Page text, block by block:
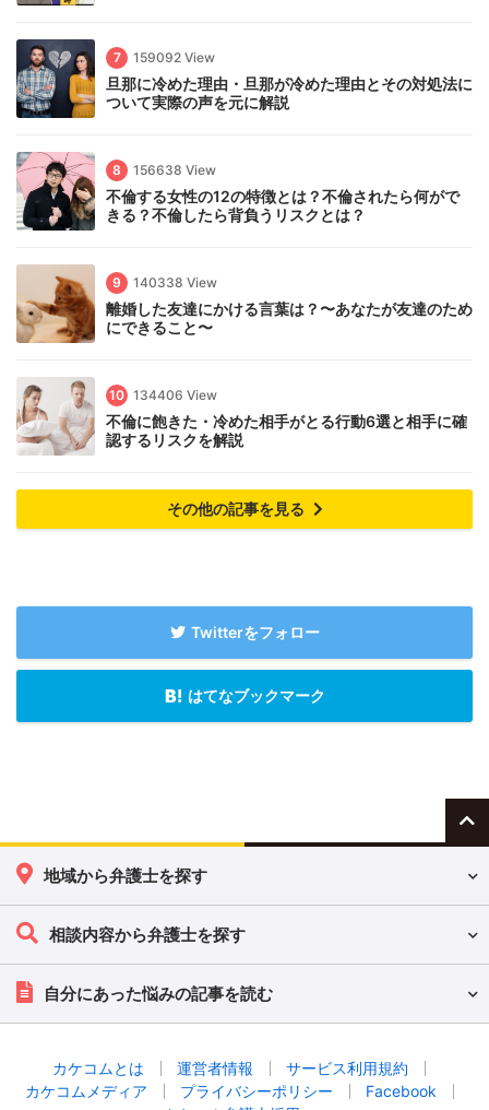
7 159092 View
旦那に冷めた理由・旦那が冷めた理由とその対処法に
ついて実際の声を元に解説
8 156638 View
不倫する女性の12の特徴とは？不倫されたら何がで
きる？不倫したら背負うリスクとは？
9 140338 View
離婚した友達にかける言葉は？〜あなたが友達のため
にできること〜
10 134406 View
不倫に飽きた・冷めた相手がとる行動6選と相手に確
認するリスクを解説
その他の記事を見る
Twitterをフォロー
はてなブックマーク
地域から弁護士を探す
相談内容から弁護士を探す
自分にあった悩みの記事を読む
カケコムとは 運営者情報
サービス利用規約
カケコムメディア
プライバシーポリシー
Facebook